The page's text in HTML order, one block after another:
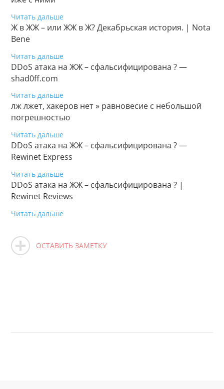
Читать дальше
Ж в ЖЖ – или ЖЖ в Ж? Декабрьская история. | Nota
Bene
Читать дальше
DDoS атака на ЖЖ – сфальсифицирована ? —
shad0ff.com
Читать дальше
лж лжет, хакеров нет » равновесие с небольшой
погрешностью
Читать дальше
DDoS атака на ЖЖ – сфальсифицирована ? —
Rewinet Express
Читать дальше
DDoS атака на ЖЖ – сфальсифицирована ? |
Rewinet Reviews
Читать дальше
ОСТАВИТЬ ЗАМЕТКУ